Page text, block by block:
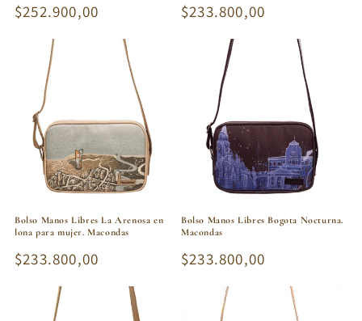
Precio
habitual
$252.900,00
Precio
habitual
$233.800,00
Bolso Manos Libres La Arenosa en
lona para mujer. Macondas
Precio
habitual
$233.800,00
Bolso Manos Libres Bogota Nocturna.
Macondas
Precio
habitual
$233.800,00